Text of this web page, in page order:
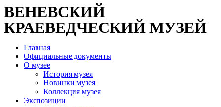
ВЕНЕВСКИЙ
КРАЕВЕДЧЕСКИЙ МУЗЕЙ
Главная
Официальные документы
О музее
История музея
Новинки музея
Коллекция музея
Экспозиции